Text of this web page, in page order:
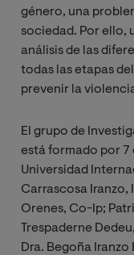
género, una
sociedad. Por ello,
análisis de las
todas las etapas
prevenir la
El grupo de
está formado por
Universidad
Carrascosa Iranzo,
Orenes, Co-Ip;
Trespaderne
Dra. Begoña